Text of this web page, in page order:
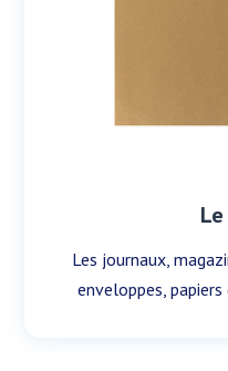
Les journaux,
enveloppes,